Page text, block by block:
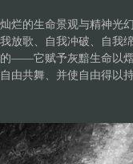
烂的生命景观与精神光
放歌、自我冲破、自我
——它赋予灰黯生命以
由共舞、并使自由得以